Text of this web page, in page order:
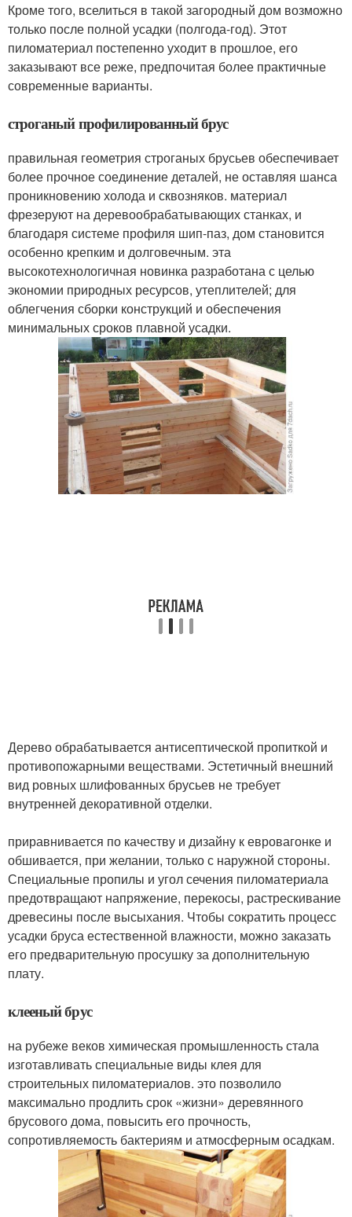
Кроме того, вселиться в такой загородный дом возможно
только после полной усадки (полгода-год). Этот
пиломатериал постепенно уходит в прошлое, его
заказывают все реже, предпочитая более практичные
современные варианты.
строганый профилированный брус
правильная геометрия строганых брусьев обеспечивает
более прочное соединение деталей, не оставляя шанса
проникновению холода и сквозняков. материал
фрезеруют на деревообрабатывающих станках, и
благодаря системе профиля шип-паз, дом становится
особенно крепким и долговечным. эта
высокотехнологичная новинка разработана с целью
экономии природных ресурсов, утеплителей; для
облегчения сборки конструкций и обеспечения
минимальных сроков плавной усадки.
Дерево обрабатывается антисептической пропиткой и
противопожарными веществами. Эстетичный внешний
вид ровных шлифованных брусьев не требует
внутренней декоративной отделки.
приравнивается по качеству и дизайну к евровагонке и
обшивается, при желании, только с наружной стороны.
Специальные пропилы и угол сечения пиломатериала
предотвращают напряжение, перекосы, растрескивание
древесины после высыхания. Чтобы сократить процесс
усадки бруса естественной влажности, можно заказать
его предварительную просушку за дополнительную
плату.
клееный брус
на рубеже веков химическая промышленность стала
изготавливать специальные виды клея для
строительных пиломатериалов. это позволило
максимально продлить срок «жизни» деревянного
брусового дома, повысить его прочность,
сопротивляемость бактериям и атмосферным осадкам.